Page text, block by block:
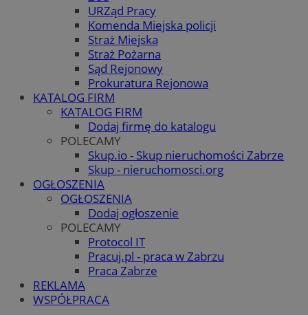
URZąd Pracy
Komenda Miejska policji
Straż Miejska
Straż Pożarna
Sąd Rejonowy
Prokuratura Rejonowa
KATALOG FIRM
KATALOG FIRM
Dodaj firmę do katalogu
POLECAMY
Skup.io - Skup nieruchomości Zabrze
Skup - nieruchomosci.org
OGŁOSZENIA
OGŁOSZENIA
Dodaj ogłoszenie
POLECAMY
Protocol IT
Pracuj.pl - praca w Zabrzu
Praca Zabrze
REKLAMA
WSPÓŁPRACA